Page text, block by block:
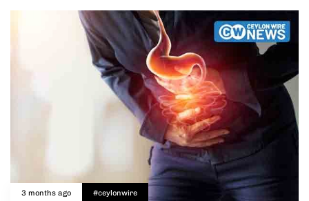
3 months ago #ceylonwire